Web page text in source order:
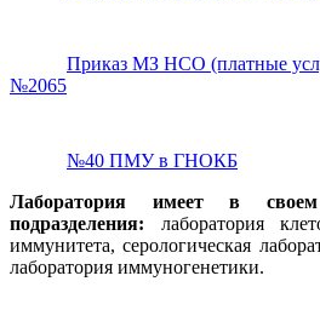
Приказ МЗ НСО (платные
№2065
№40 ПМУ в ГНОКБ
Лаборатория имеет в
подразделения: лаборатория
иммунитета, серологическая
лаборатория иммуногенетики.